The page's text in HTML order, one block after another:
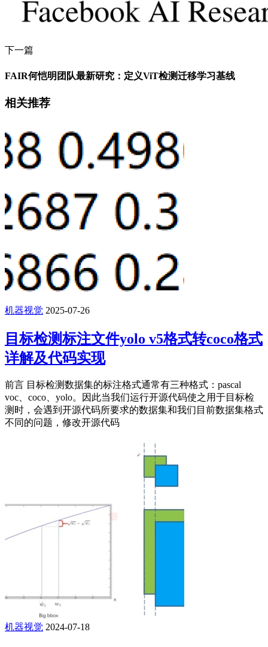
下一篇
FAIR何恺明团队最新研究：定义ViT检测迁移学习基线
相关推荐
机器视觉 2025-07-26
目标检测标注文件yolo v5格式转coco格式
详解及代码实现
前言 目标检测数据集的标注格式通常有三种格式：pascal
voc、coco、yolo。因此当我们运行开源代码使之用于目标检
测时，会遇到开源代码所要求的数据集和我们目前数据集格式
不同的问题，修改开源代码
机器视觉 2024-07-18